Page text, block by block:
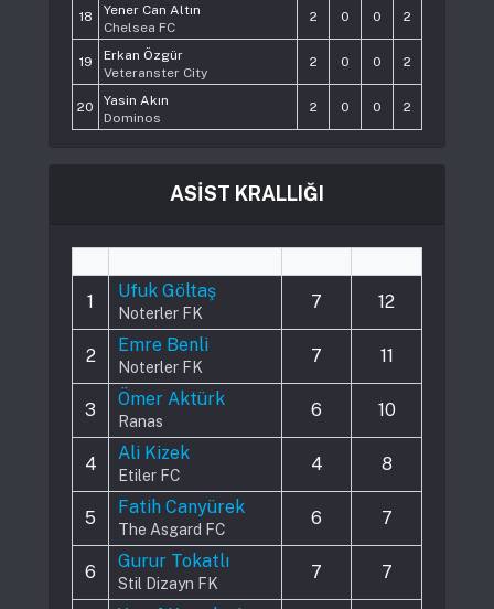
18
Yener Can Altın
Chelsea FC
2 0 0 2
19
Erkan Özgür
Veteranster City
2 0 0 2
20
Yasin Akın
Dominos
2 0 0 2
ASİST KRALLIĞI
1
Ufuk Göltaş
Noterler FK
7 12
2
Emre Benli
Noterler FK
7 11
3
Ömer Aktürk
Ranas
6 10
4
Ali Kizek
Etiler FC
4 8
5
Fatih Canyürek
The Asgard FC
6 7
6
Gurur Tokatlı
Stil Dizayn FK
7 7